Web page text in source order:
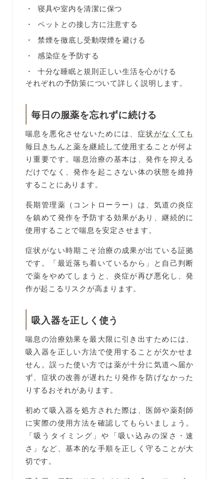
寝具や室内を清潔に保つ
ペットとの接し方に注意する
禁煙を徹底し受動喫煙を避ける
感染症を予防する
十分な睡眠と規則正しい生活を心がける
それぞれの予防策について詳しく説明します。
毎日の服薬を忘れずに続ける
喘息を悪化させないためには、 症状がなくても
毎日きちんと薬を継続して使用する ことが何よ
り重要です。喘息治療の基本は、発作を抑える
だけでなく、発作を起こさない体の状態を維持
することにあります。
長期管理薬（コントローラー）は、気道の炎症
を鎮めて発作を予防する効果があり、継続的に
使用することで喘息を安定させます。
症状がない時期こそ治療の成果が出ている証拠
です。「最近落ち着いているから」と自己判断
で薬をやめてしまうと、炎症が再び悪化し、発
作が起こるリスクが高まります。
吸入器を正しく使う
喘息の治療効果を最大限に引き出すためには、
吸入器を正しい方法で使用することが欠かせま
せん。誤った使い方では薬が十分に気道へ届か
ず、症状の改善が遅れたり発作を防げなかった
りするおそれがあります。
初めて吸入器を処方された際は、医師や薬剤師
に実際の使用方法を確認してもらいましょう。
「吸うタイミング」や「吸い込みの深さ・速
さ」など、基本的な手順を正しく守ることが大
切です。